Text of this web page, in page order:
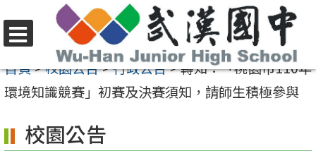
至
要
容
選
單
首頁>校園公告>行政公告>轉知：「桃園市110年
環境知識競賽」初賽及決賽須知，請師生積極參與
校園公告